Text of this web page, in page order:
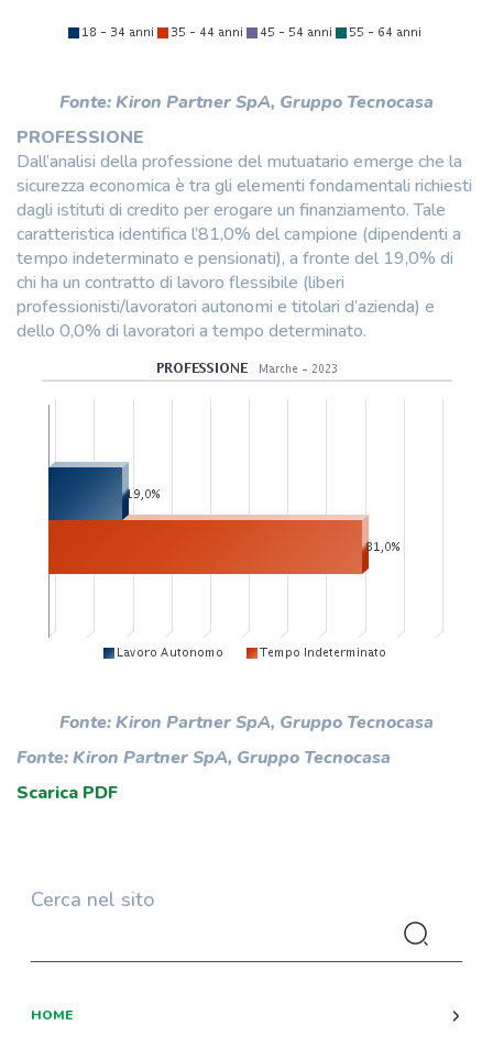
Fonte: Kiron Partner SpA, Gruppo Tecnocasa
PROFESSIONE
Dall’analisi della professione del mutuatario emerge che la
sicurezza economica è tra gli elementi fondamentali richiesti
dagli istituti di credito per erogare un finanziamento. Tale
caratteristica identifica l’81,0% del campione (dipendenti a
tempo indeterminato e pensionati), a fronte del 19,0% di
chi ha un contratto di lavoro flessibile (liberi
professionisti/lavoratori autonomi e titolari d’azienda) e
dello 0,0% di lavoratori a tempo determinato.
Fonte: Kiron Partner SpA, Gruppo Tecnocasa
Fonte: Kiron Partner SpA, Gruppo Tecnocasa
Scarica PDF
Cerca nel sito
HOME